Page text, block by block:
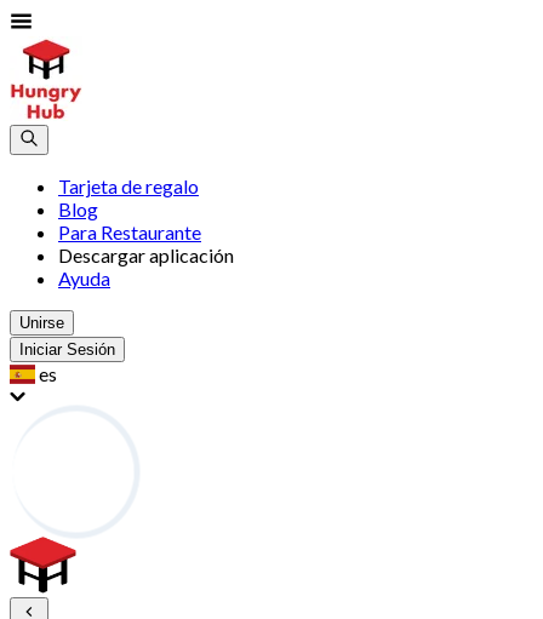
Tarjeta de regalo
Blog
Para Restaurante
Descargar aplicación
Ayuda
Unirse
Iniciar Sesión
es